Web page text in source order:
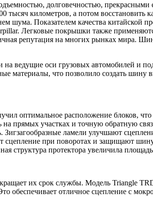
долговечностью,
тысяч километров, а потом восстановить
шума. Показателем качества китайской
Легковые покрышки также
репутация на многих рынках мира.
ведущие оси грузовых автомобилей и
материалы, что позволило создать шину
оптимальное расположение блоков,
прямых участках и точную обратную
Зигзагообразные ламели улучшают
при поворотах и защищают
структура протектора увеличила
их срок службы. Модель Triangle
обеспечивает отличное сцепление с